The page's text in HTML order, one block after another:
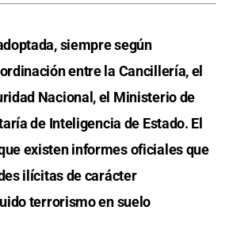
siempre según
entre la Cancillería, el
Nacional, el Ministerio de
de Inteligencia de Estado. El
existen informes oficiales que
ilícitas de carácter
terrorismo en suelo